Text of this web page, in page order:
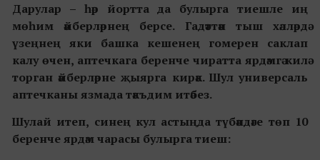
Дарулар – һәр йортта да булырга тиешле иң
мөһим әйберләрнең берсе. Гадәттән тыш хәлләрдә
үзеңнең яки башка кешенең гомерен саклап
калу өчен, аптечкага беренче чиратта ярдәмгә килә
торган әйберләрне җыярга кирәк. Шул универсаль
аптечканы язмада тәкъдим итәбез.
Шулай итеп, синең кул астыңда түбәндәге төп 10
беренче ярдәм чарасы булырга тиеш: